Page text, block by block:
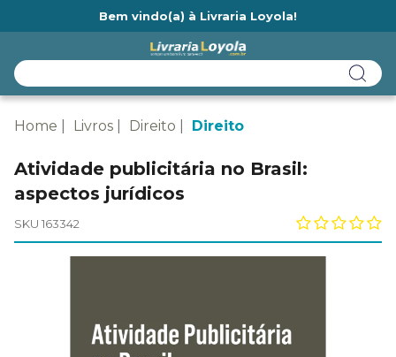
Bem vindo(a) à Livraria Loyola!
Home Livros Direito Direito
Atividade publicitária no Brasil:
aspectos jurídicos
SKU 163342